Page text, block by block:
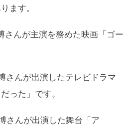
ます。
さんが主演を務めた映画「ゴー
さんが出演したテレビドラマ
った」です。
さんが出演した舞台「ア